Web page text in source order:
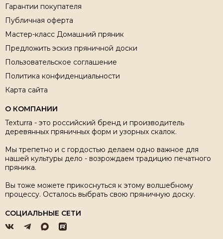
Гарантии покупателя
Публичная оферта
Мастер-класс Домашний пряник
Предложить эскиз пряничной доски
Пользовательское соглашение
Политика конфиденциальности
Карта сайта
О КОМПАНИИ
Texturra - это российский бренд и производитель
деревянных пряничных форм и узорных скалок.
Мы трепетно и с гордостью делаем одно важное для
нашей культуры дело - возрождаем традицию печатного
пряника.
Вы тоже можете прикоснуться к этому волшебному
процессу. Осталось выбрать свою пряничную доску.
СОЦИАЛЬНЫЕ СЕТИ